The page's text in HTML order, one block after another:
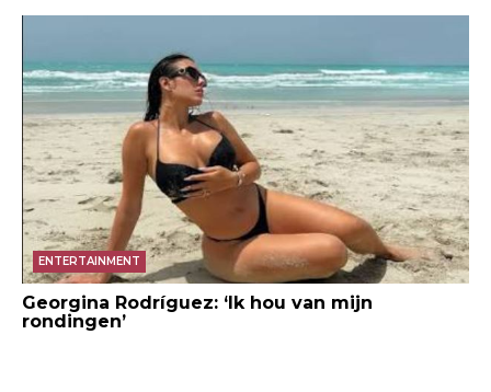
ENTERTAINMENT
Georgina Rodríguez: ‘Ik hou van mijn
rondingen’